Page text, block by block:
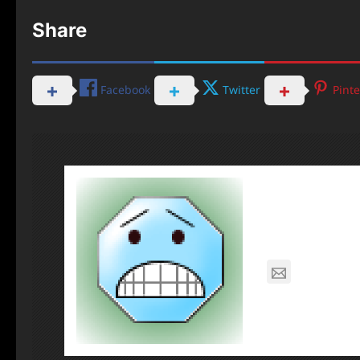
Share
Facebook Twitter